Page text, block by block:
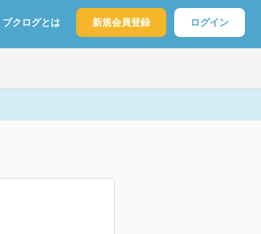
ブクログとは 新規会員登録 ログイン